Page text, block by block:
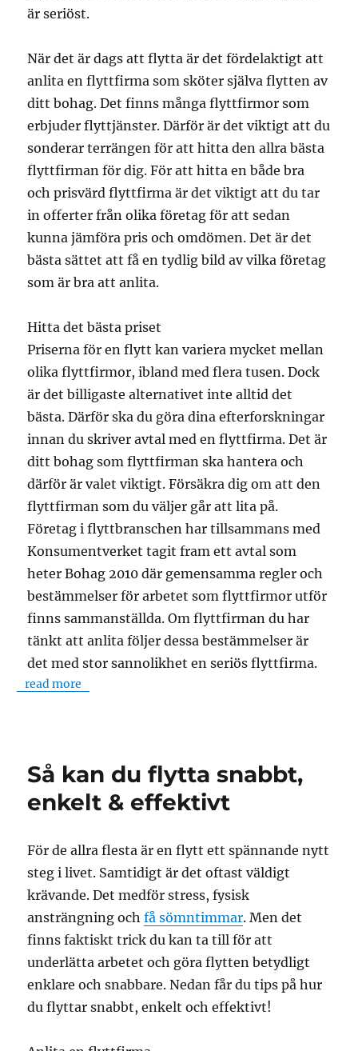
är seriöst.
När det är dags att flytta är det fördelaktigt att
anlita en flyttfirma som sköter själva flytten av
ditt bohag. Det finns många flyttfirmor som
erbjuder flyttjänster. Därför är det viktigt att du
sonderar terrängen för att hitta den allra bästa
flyttfirman för dig. För att hitta en både bra
och prisvärd flyttfirma är det viktigt att du tar
in offerter från olika företag för att sedan
kunna jämföra pris och omdömen. Det är det
bästa sättet att få en tydlig bild av vilka företag
som är bra att anlita.
Hitta det bästa priset
Priserna för en flytt kan variera mycket mellan
olika flyttfirmor, ibland med flera tusen. Dock
är det billigaste alternativet inte alltid det
bästa. Därför ska du göra dina efterforskningar
innan du skriver avtal med en flyttfirma. Det är
ditt bohag som flyttfirman ska hantera och
därför är valet viktigt. Försäkra dig om att den
flyttfirman som du väljer går att lita på.
Företag i flyttbranschen har tillsammans med
Konsumentverket tagit fram ett avtal som
heter Bohag 2010 där gemensamma regler och
bestämmelser för arbetet som flyttfirmor utför
finns sammanställda. Om flyttfirman du har
tänkt att anlita följer dessa bestämmelser är
det med stor sannolikhet en seriös flyttfirma.
read more
Så kan du flytta snabbt,
enkelt & effektivt
För de allra flesta är en flytt ett spännande nytt
steg i livet. Samtidigt är det oftast väldigt
krävande. Det medför stress, fysisk
ansträngning ochfå sömntimmar. Men det
finns faktiskt trick du kan ta till för att
underlätta arbetet och göra flytten betydligt
enklare och snabbare. Nedan får du tips på hur
du flyttar snabbt, enkelt och effektivt!